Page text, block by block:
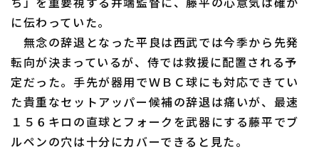
運営会社（別ウィンドウで開く） よくある質問
特定商取引法の表示 アルバイト募集（別ウィンドウで開く
に伝わっていた。
無念の辞退となった平良は西武では今季から先発
転向が決まっているが、侍では救援に配置される予
定だった。手先が器用でＷＢＣ球にも対応できてい
た貴重なセットアッパー候補の辞退は痛いが、最速
１５６キロの直球とフォークを武器にする藤平でブ
ルペンの穴は十分にカバーできると見た。